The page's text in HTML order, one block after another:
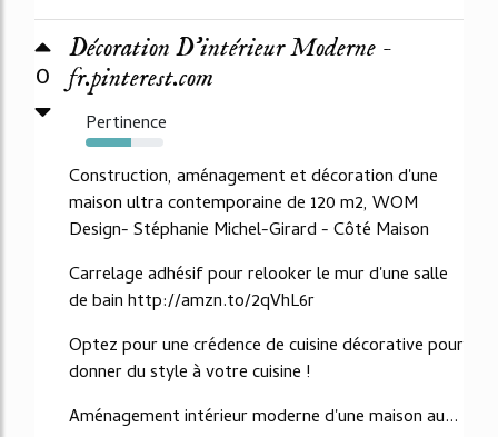
0
Décoration D'intérieur Moderne -
fr.pinterest.com
Pertinence
59%
Construction, aménagement et décoration d'une
maison ultra contemporaine de 120 m2, WOM
Design- Stéphanie Michel-Girard - Côté Maison
Carrelage adhésif pour relooker le mur d'une salle
de bain http://amzn.to/2qVhL6r
Optez pour une crédence de cuisine décorative pour
donner du style à votre cuisine !
Aménagement intérieur moderne d'une maison au...